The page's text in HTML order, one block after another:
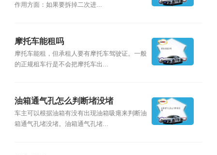
作用方面：如果要拆掉二次进...
摩托车能租吗
摩托车能租，但承租人要有摩托车驾驶证。一般
的正规租车行是不会把摩托车出...
油箱通气孔怎么判断堵没堵
车主可以根据油箱有没有出现油箱吸瘪来判断油
箱通气孔堵没堵。油箱通气孔堵...